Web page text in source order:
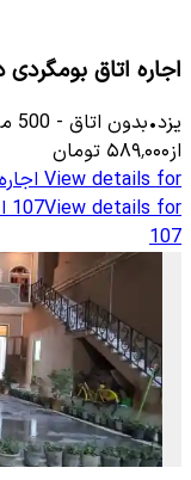
اجاره اتاق بومگردی
یزد•بدون اتاق -
500
از۵۸۹٬۰۰۰ تومان
View details for
107View details for
107